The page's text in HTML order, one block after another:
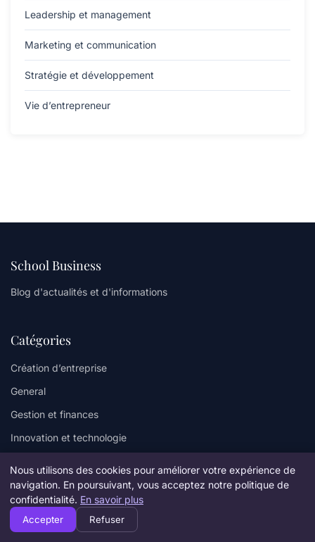
Leadership et management
Marketing et communication
Stratégie et développement
Vie d’entrepreneur
School Business
Blog d'actualités et d'informations
Catégories
Création d’entreprise
General
Gestion et finances
Innovation et technologie
Leadership et management
Marketing et communication
Stratégie et développement
Nous utilisons des cookies pour améliorer votre expérience de
navigation. En poursuivant, vous acceptez notre politique de
confidentialité. En savoir plus
Accepter Refuser